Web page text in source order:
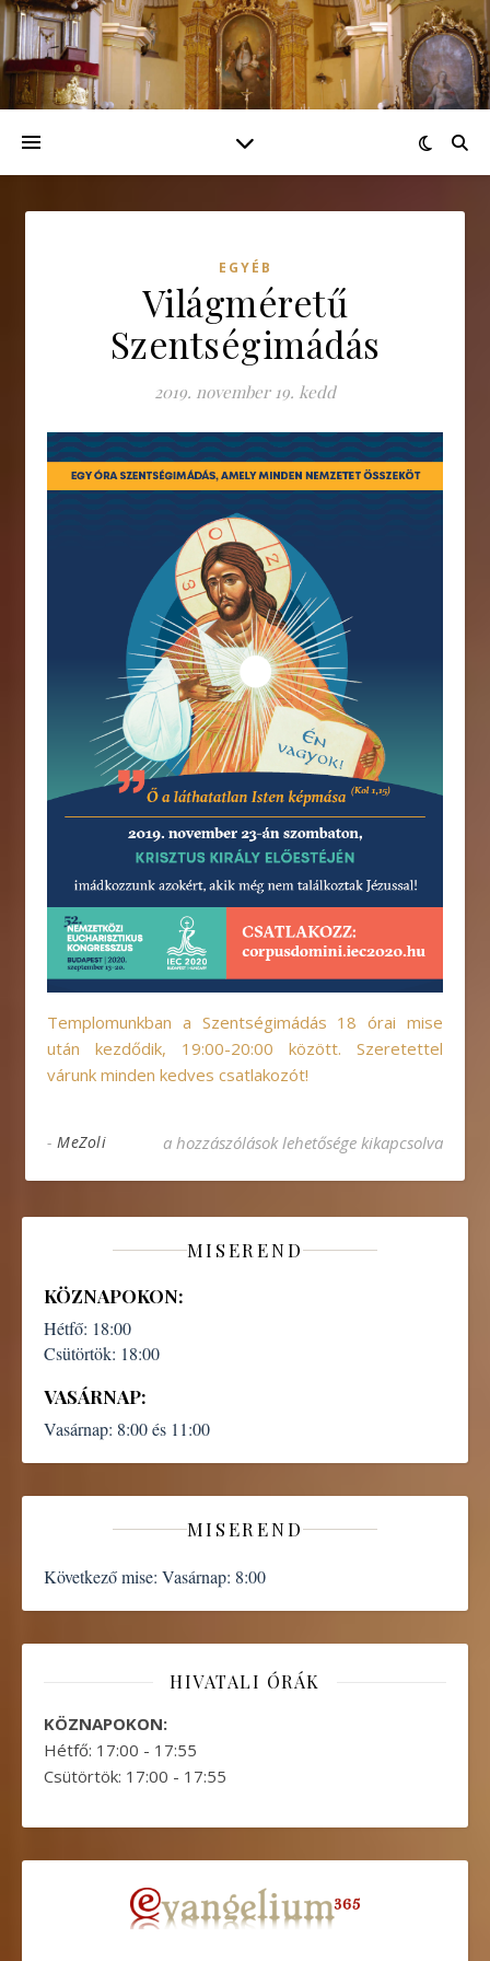
EGYÉB
Világméretű
Szentségimádás
2019. november 19. kedd
Templomunkban a Szentségimádás 18 órai mise
után kezdődik, 19:00-20:00 között. Szeretettel
várunk minden kedves csatlakozót!
- MeZoli Világméretű Szentségimádás bejegyzéshez
a hozzászólások lehetősége kikapcsolva
MISEREND
KÖZNAPOKON:
Hétfő: 18:00
Csütörtök: 18:00
VASÁRNAP:
Vasárnap: 8:00 és 11:00
MISEREND
Következő mise: Vasárnap: 8:00
HIVATALI ÓRÁK
KÖZNAPOKON:
Hétfő: 17:00 - 17:55
Csütörtök: 17:00 - 17:55